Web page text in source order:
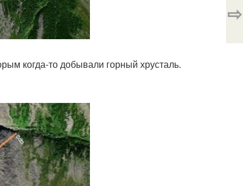
когда-то добывали горный хрусталь.
⇨